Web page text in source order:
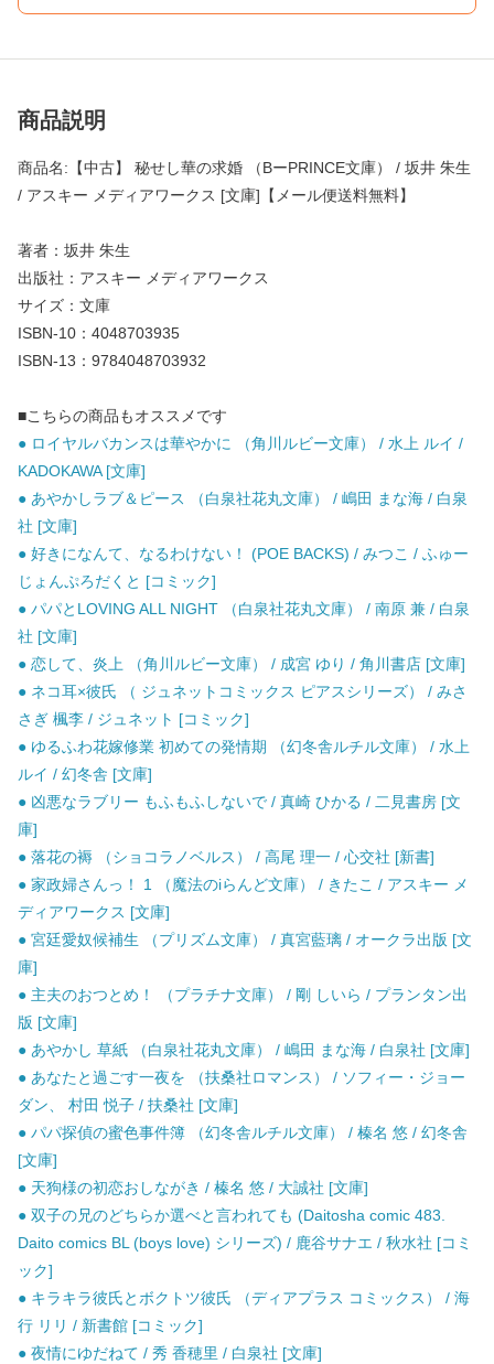
商品説明
商品名:【中古】 秘せし華の求婚 （BーPRINCE文庫） / 坂井 朱生
/ アスキー メディアワークス [文庫]【メール便送料無料】
著者：坂井 朱生
出版社：アスキー メディアワークス
サイズ：文庫
ISBN-10：4048703935
ISBN-13：9784048703932
■こちらの商品もオススメです
● ロイヤルバカンスは華やかに （角川ルビー文庫） / 水上 ルイ /
KADOKAWA [文庫]
● あやかしラブ＆ピース （白泉社花丸文庫） / 嶋田 まな海 / 白泉
社 [文庫]
● 好きになんて、なるわけない！ (POE BACKS) / みつこ / ふゅー
じょんぷろだくと [コミック]
● パパとLOVING ALL NIGHT （白泉社花丸文庫） / 南原 兼 / 白泉
社 [文庫]
● 恋して、炎上 （角川ルビー文庫） / 成宮 ゆり / 角川書店 [文庫]
● ネコ耳×彼氏 （ ジュネットコミックス ピアスシリーズ） / みさ
さぎ 楓李 / ジュネット [コミック]
● ゆるふわ花嫁修業 初めての発情期 （幻冬舎ルチル文庫） / 水上
ルイ / 幻冬舎 [文庫]
● 凶悪なラブリー もふもふしないで / 真崎 ひかる / 二見書房 [文
庫]
● 落花の褥 （ショコラノベルス） / 高尾 理一 / 心交社 [新書]
● 家政婦さんっ！ 1 （魔法のiらんど文庫） / きたこ / アスキー メ
ディアワークス [文庫]
● 宮廷愛奴候補生 （プリズム文庫） / 真宮藍璃 / オークラ出版 [文
庫]
● 主夫のおつとめ！ （プラチナ文庫） / 剛 しいら / プランタン出
版 [文庫]
● あやかし 草紙 （白泉社花丸文庫） / 嶋田 まな海 / 白泉社 [文庫]
● あなたと過ごす一夜を （扶桑社ロマンス） / ソフィー・ジョー
ダン、 村田 悦子 / 扶桑社 [文庫]
● パパ探偵の蜜色事件簿 （幻冬舎ルチル文庫） / 榛名 悠 / 幻冬舎
[文庫]
● 天狗様の初恋おしながき / 榛名 悠 / 大誠社 [文庫]
● 双子の兄のどちらか選べと言われても (Daitosha comic 483.
Daito comics BL (boys love) シリーズ) / 鹿谷サナエ / 秋水社 [コミ
ック]
● キラキラ彼氏とボクトツ彼氏 （ディアプラス コミックス） / 海
行 リリ / 新書館 [コミック]
● 夜情にゆだねて / 秀 香穂里 / 白泉社 [文庫]